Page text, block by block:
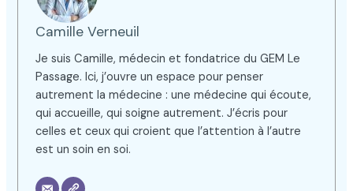
Camille Verneuil
Je suis Camille, médecin et fondatrice du GEM Le
Passage. Ici, j’ouvre un espace pour penser
autrement la médecine : une médecine qui écoute,
qui accueille, qui soigne autrement. J’écris pour
celles et ceux qui croient que l’attention à l’autre
est un soin en soi.